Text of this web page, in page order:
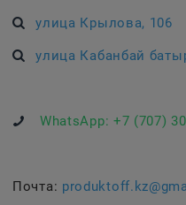
улица Крылова, 106
улица Кабанбай
WhatsApp: +7 (707)
Почта: